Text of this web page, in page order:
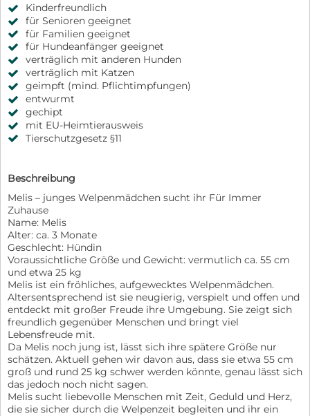
Kinderfreundlich
für Senioren geeignet
für Familien geeignet
für Hundeanfänger geeignet
verträglich mit anderen Hunden
verträglich mit Katzen
geimpft (mind. Pflichtimpfungen)
entwurmt
gechipt
mit EU-Heimtierausweis
Tierschutzgesetz §11
Beschreibung
Melis – junges Welpenmädchen sucht ihr Für Immer
Zuhause
Name: Melis
Alter: ca. 3 Monate
Geschlecht: Hündin
Voraussichtliche Größe und Gewicht: vermutlich ca. 55 cm
und etwa 25 kg
Melis ist ein fröhliches, aufgewecktes Welpenmädchen.
Altersentsprechend ist sie neugierig, verspielt und offen und
entdeckt mit großer Freude ihre Umgebung. Sie zeigt sich
freundlich gegenüber Menschen und bringt viel
Lebensfreude mit.
Da Melis noch jung ist, lässt sich ihre spätere Größe nur
schätzen. Aktuell gehen wir davon aus, dass sie etwa 55 cm
groß und rund 25 kg schwer werden könnte, genau lässt sich
das jedoch noch nicht sagen.
Melis sucht liebevolle Menschen mit Zeit, Geduld und Herz,
die sie sicher durch die Welpenzeit begleiten und ihr ein